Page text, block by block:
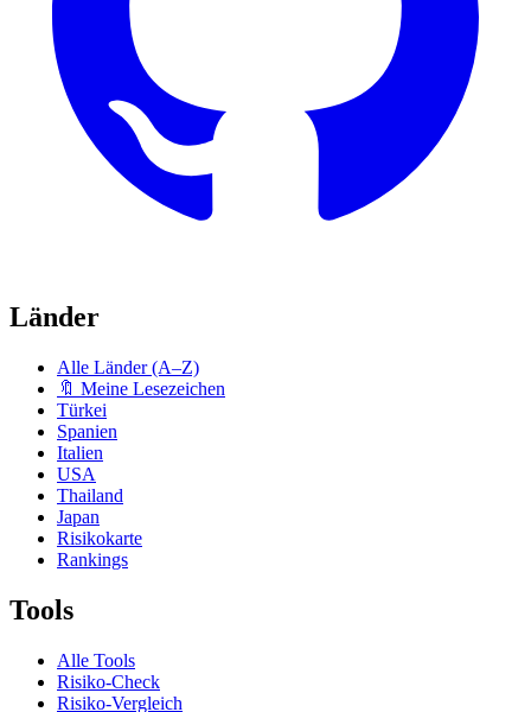
Länder
Alle Länder (A–Z)
🔖 Meine Lesezeichen
Türkei
Spanien
Italien
USA
Thailand
Japan
Risikokarte
Rankings
Tools
Alle Tools
Risiko-Check
Risiko-Vergleich